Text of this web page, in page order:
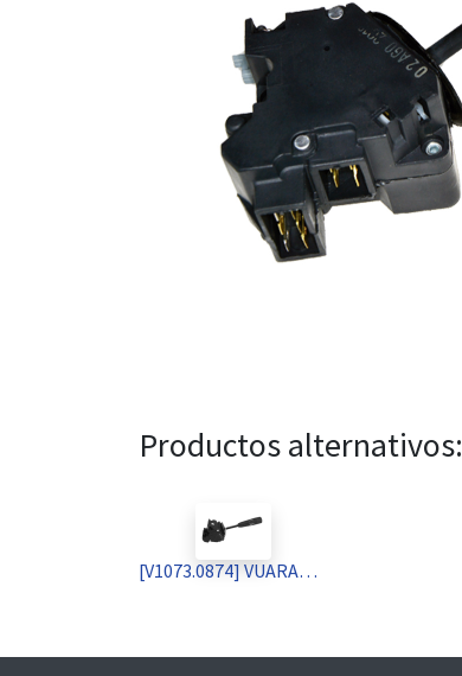
Productos alternativos:
[V1073.0874] VUARAM LLAVE LUCES GIRO BOCINA RENAULT TRAFIC 86/96 (TRIA 4933)